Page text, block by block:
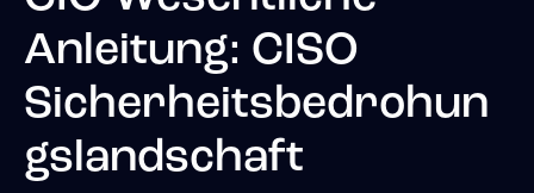
Anleitung: CISO
Sicherheitsbedrohun
gslandschaft